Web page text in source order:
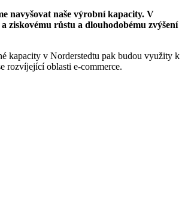
navyšovat naše výrobní kapacity. V
ziskovému růstu a dlouhodobému zvýšení
kapacity v Norderstedtu pak budou využity k
rozvíjející oblasti e-commerce.